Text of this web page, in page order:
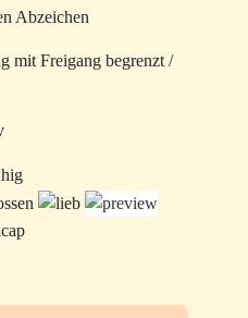
Abzeichen
mit Freigang begrenzt /